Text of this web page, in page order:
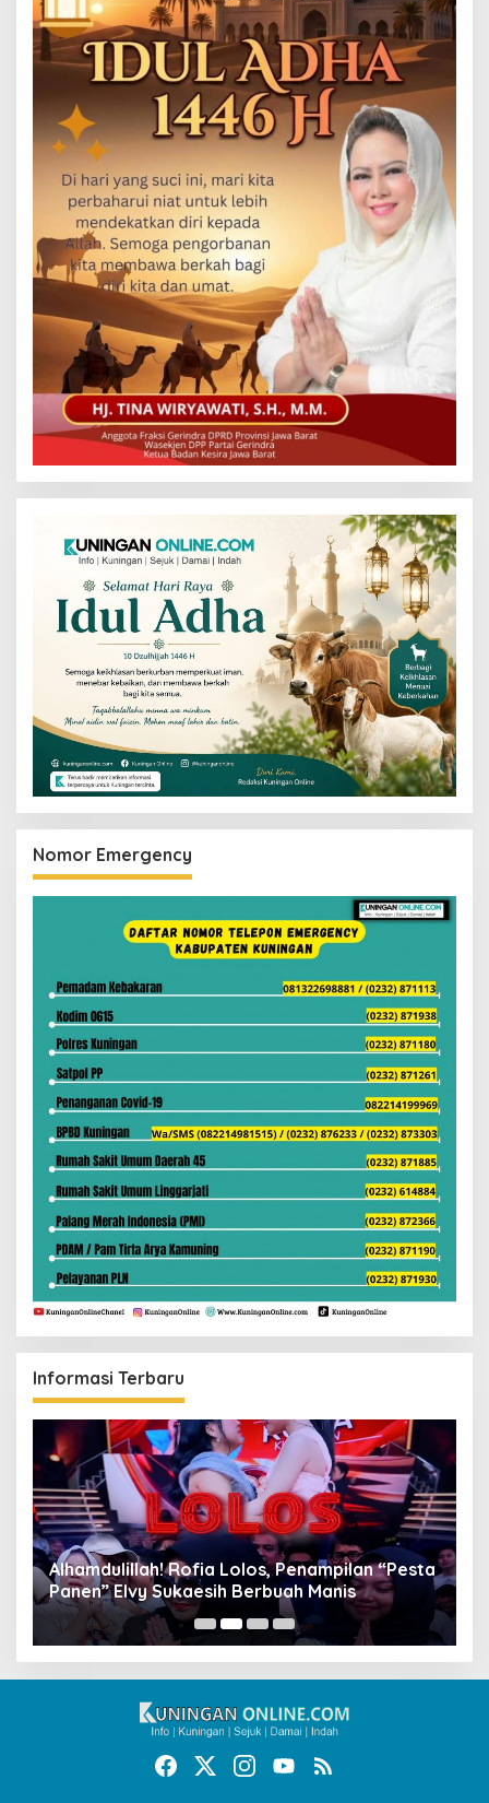
Nomor Emergency
Informasi Terbaru
Alhamdulillah! Rofia Lolos, Penampilan “Pesta
Panen” Elvy Sukaesih Berbuah Manis